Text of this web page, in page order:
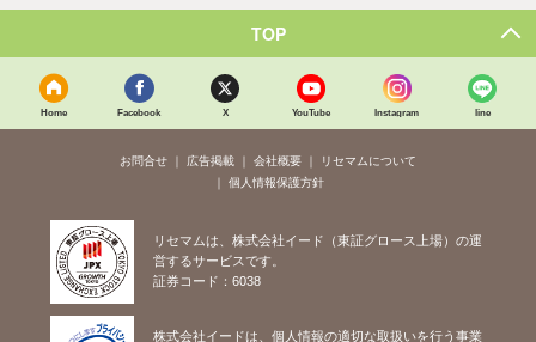
TOP
Home Facebook X YouTube Instagram line
お問合せ 広告掲載 会社概要
リセマムについて
個人情報保護方針
リセマムは、株式会社イード（東証グロース上場）の運
営するサービスです。
証券コード：6038
株式会社イードは、個人情報の適切な取扱いを行う事業